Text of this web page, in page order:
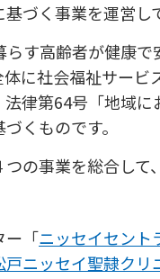
基づく事業を運営し
らす高齢者が健康
に社会福祉サー
律第64号「地域
くものです。
の事業を総合し
ー「ニッセイセント
戸ニッセイ聖隷クリ